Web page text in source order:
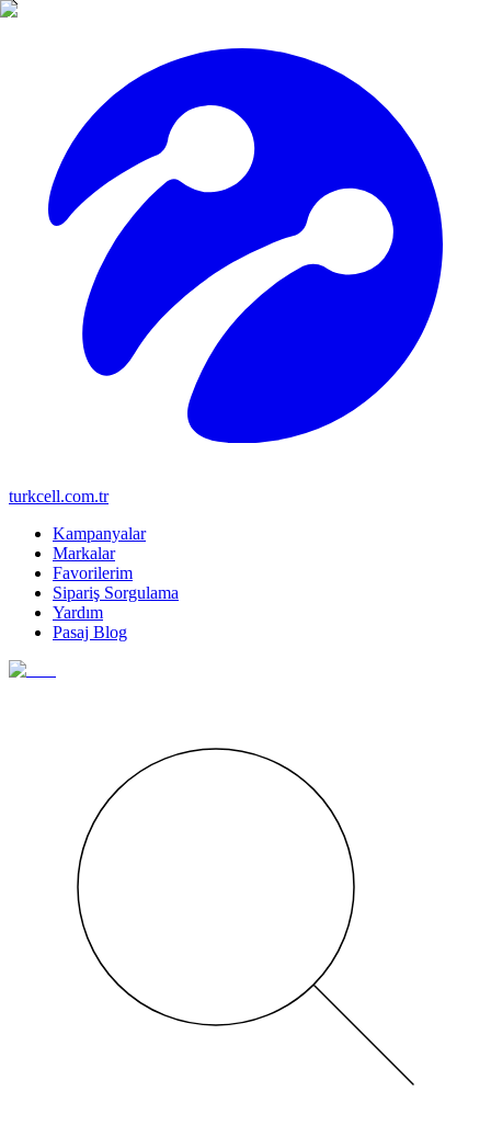
turkcell.com.tr
Kampanyalar
Markalar
Favorilerim
Sipariş Sorgulama
Yardım
Pasaj Blog